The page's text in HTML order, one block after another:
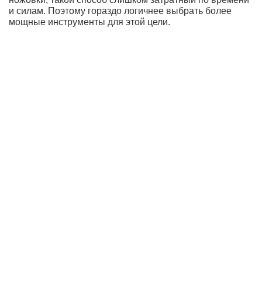
и силам. Поэтому гораздо логичнее выбрать более
мощные инструменты для этой цели.